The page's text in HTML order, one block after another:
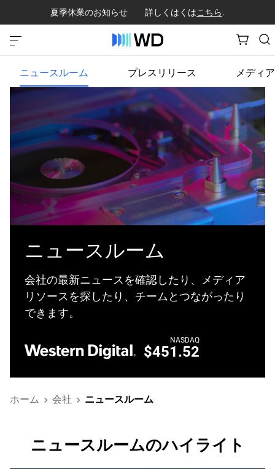
夏季休業のお知らせ 詳しくはくはこちら.
ニュースルーム プレスリリース メディ
ニュースルーム
会社の最新ニュースを確認したり、メディア
リソースを探したり、チームとつながったり
できます。
NASDAQ
$451.52
ホーム 会社 ニュースルーム
ニュースルームのハイライト